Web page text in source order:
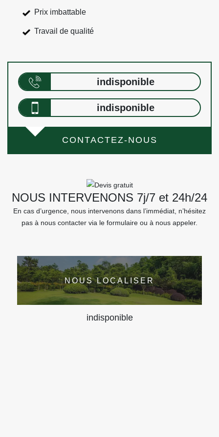
Prix imbattable
Travail de qualité
indisponible
indisponible
CONTACTEZ-NOUS
NOUS INTERVENONS 7j/7 et 24h/24
En cas d’urgence, nous intervenons dans l’immédiat, n’hésitez
pas à nous contacter via le formulaire ou à nous appeler.
NOUS LOCALISER
indisponible